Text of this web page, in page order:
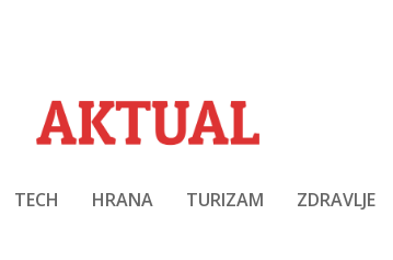
TECH HRANA TURIZAM ZDRAVLJE